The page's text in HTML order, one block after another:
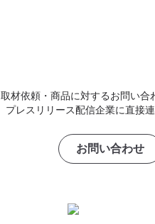
取材依頼・商品に対するお問い合
プレスリリース配信企業に直接連
お問い合わせ